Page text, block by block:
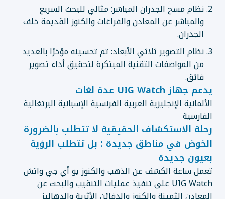
نظام مسح الجدران المباشر: مثالي للبحث السريع
والمباشر عن المعادن والفراغات والكنوز القديمة خلف
الجدران.
نظام التصوير ثلاثي الأبعاد: تم تحسينه مؤخرًا بالعديد
من المواصفات التقنية المبتكرة لتحقيق أداء تصوير
فائق.
يدعم جهاز UIG Watch عدة لغات
الألمانية الإنجليزية العربية الفرنسية الإسبانية البرتغالية
الفارسية
رحلة الاستكشاف الحقيقية لا تتطلب بالضرورة
الخوض في مناطق جديدة ؛ بل تتطلب الرؤية
بعيون جديدة
تعمل ساعة الكشف عن الذهب والكنوز يو أي جي واتش
UIG Watch على تنفيذ عمليات التنقيب والبحث عن